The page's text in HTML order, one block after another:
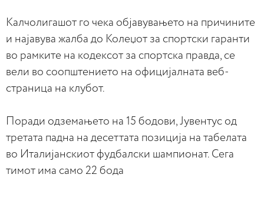
Калчолигашот го чека објавувањето на причините
и најавува жалба до Колеџот за спортски гаранти
во рамките на кодексот за спортска правда, се
вели во соопштението на официјалната веб-
страница на клубот.
Поради одземањето на 15 бодови, Јувентус од
третата падна на десеттата позиција на табелата
во Италијанскиот фудбалски шампионат. Сега
тимот има само 22 бода